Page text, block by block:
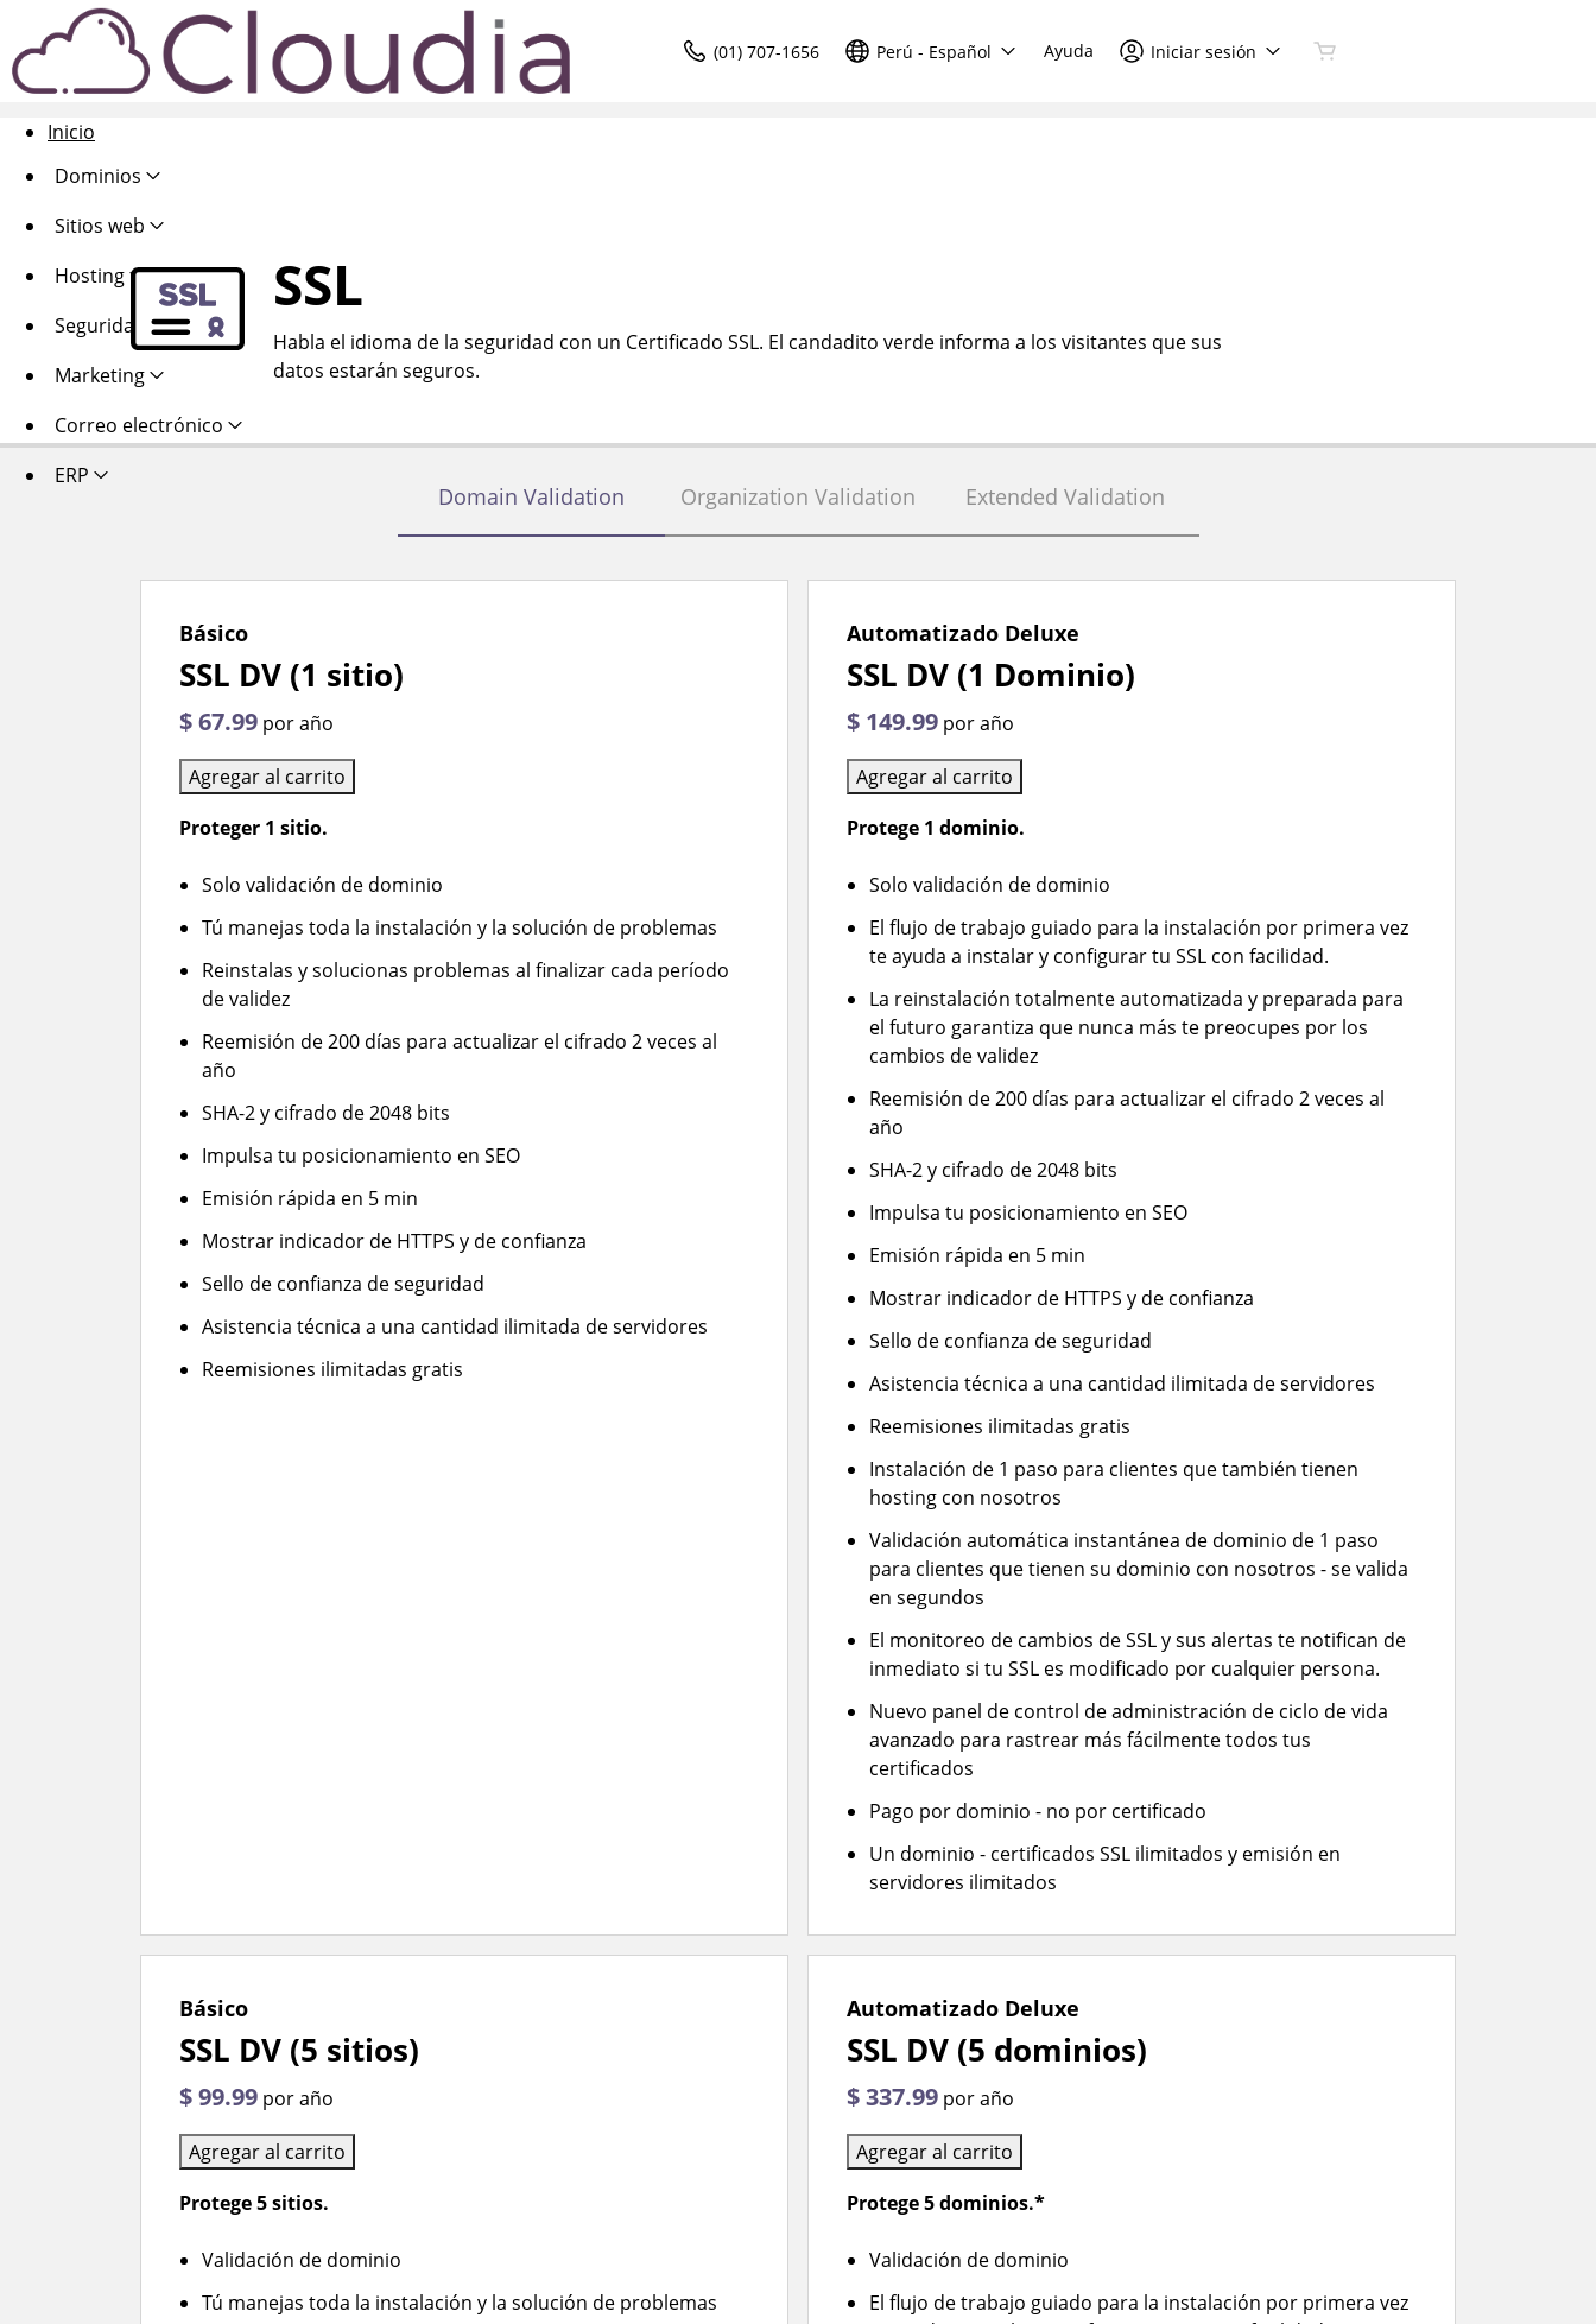
(01) 707-1656 Perú - Español Ayuda Iniciar sesión
Inicio
Dominios
Sitios web
Hosting
Seguridad
Marketing
Correo electrónico
ERP
SSL
Habla el idioma de la seguridad con un Certificado SSL. El candadito verde informa a los visitantes que sus
datos estarán seguros.
Domain Validation Organization Validation Extended Validation
Básico
SSL DV (1 sitio)
$ 67.99 por año
Agregar al carrito
Proteger 1 sitio.
Solo validación de dominio
Tú manejas toda la instalación y la solución de problemas
Reinstalas y solucionas problemas al finalizar cada período
de validez
Reemisión de 200 días para actualizar el cifrado 2 veces al
año
SHA-2 y cifrado de 2048 bits
Impulsa tu posicionamiento en SEO
Emisión rápida en 5 min
Mostrar indicador de HTTPS y de confianza
Sello de confianza de seguridad
Asistencia técnica a una cantidad ilimitada de servidores
Reemisiones ilimitadas gratis
Automatizado Deluxe
SSL DV (1 Dominio)
$ 149.99 por año
Agregar al carrito
Protege 1 dominio.
Solo validación de dominio
El flujo de trabajo guiado para la instalación por primera vez
te ayuda a instalar y configurar tu SSL con facilidad.
La reinstalación totalmente automatizada y preparada para
el futuro garantiza que nunca más te preocupes por los
cambios de validez
Reemisión de 200 días para actualizar el cifrado 2 veces al
año
SHA-2 y cifrado de 2048 bits
Impulsa tu posicionamiento en SEO
Emisión rápida en 5 min
Mostrar indicador de HTTPS y de confianza
Sello de confianza de seguridad
Asistencia técnica a una cantidad ilimitada de servidores
Reemisiones ilimitadas gratis
Instalación de 1 paso para clientes que también tienen
hosting con nosotros
Validación automática instantánea de dominio de 1 paso
para clientes que tienen su dominio con nosotros - se valida
en segundos
El monitoreo de cambios de SSL y sus alertas te notifican de
inmediato si tu SSL es modificado por cualquier persona.
Nuevo panel de control de administración de ciclo de vida
avanzado para rastrear más fácilmente todos tus
certificados
Pago por dominio - no por certificado
Un dominio - certificados SSL ilimitados y emisión en
servidores ilimitados
Básico
SSL DV (5 sitios)
$ 99.99 por año
Agregar al carrito
Protege 5 sitios.
Validación de dominio
Tú manejas toda la instalación y la solución de problemas
Automatizado Deluxe
SSL DV (5 dominios)
$ 337.99 por año
Agregar al carrito
Protege 5 dominios.*
Validación de dominio
El flujo de trabajo guiado para la instalación por primera vez